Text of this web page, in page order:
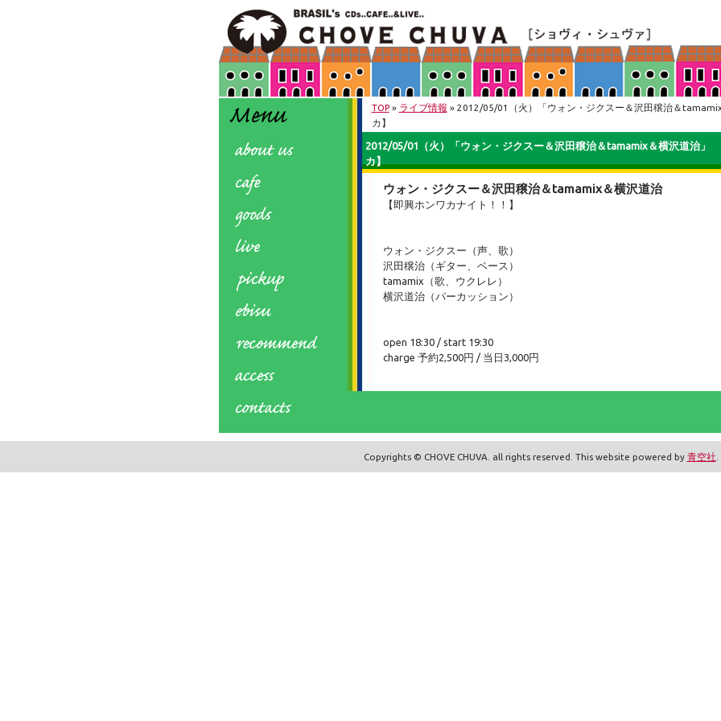
TOP» ライブ情報 » 2012/05/01（火）「ウォン・ジクスー＆沢田穣治＆
カ】
2012/05/01（火）「ウォン・ジクスー＆沢田穣治＆tamamix＆横沢道治」
カ】
ウォン・ジクスー＆沢田穣治＆tamamix＆横沢道治
【即興ホンワカナイト！！】
ウォン・ジクスー（声、歌）
沢田穣治（ギター、ベース）
tamamix（歌、ウクレレ）
横沢道治（パーカッション）
open 18:30 / start 19:30
charge 予約2,500円 / 当日3,000円
Copyrights © CHOVE CHUVA. all rights reserved. This website powered by 青空社